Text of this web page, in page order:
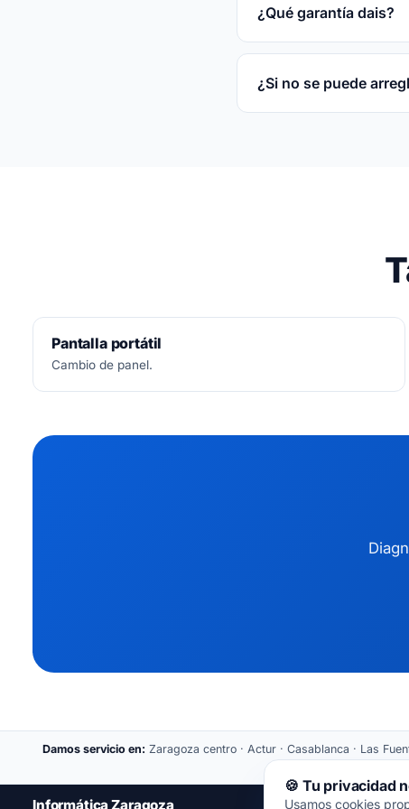
disco.
¿Qué garantía dais?
3 meses por escrito
¿Si no se puede
Pantalla portátil
Cambio de panel.
Damos servicio en: Zaragoza centro · Actur · Casablanca · Las
Informática Zaragoza
🍪 Tu privacidad
Usamos cookies